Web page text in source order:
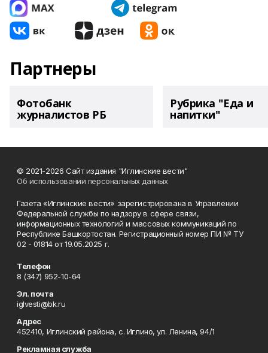
Партнеры
Фотобанк
журналистов РБ
Рубрика "Еда и
напитки"
© 2021-2026 Сайт издания "Иглинские вести"
Об использовании персональных данных
Газета «Иглинские вести» зарегистрирована в Управлении
Федеральной службы по надзору в сфере связи,
информационных технологий и массовых коммуникаций по
Республике Башкортостан. Регистрационный номер ПИ № ТУ
02 - 01814 от 19.05.2025 г.
Телефон
8 (347) 952-10-64
Эл. почта
iglvesti@bk.ru
Адрес
452410, Иглинский района, с. Иглино, ул. Ленина, 94/1
Рекламная служба